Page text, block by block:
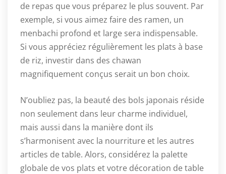
de repas que vous préparez le plus souvent. Par
exemple, si vous aimez faire des ramen, un
menbachi profond et large sera indispensable.
Si vous appréciez régulièrement les plats à base
de riz, investir dans des chawan
magnifiquement conçus serait un bon choix.
N’oubliez pas, la beauté des bols japonais réside
non seulement dans leur charme individuel,
mais aussi dans la manière dont ils
s’harmonisent avec la nourriture et les autres
articles de table. Alors, considérez la palette
globale de vos plats et votre décoration de table